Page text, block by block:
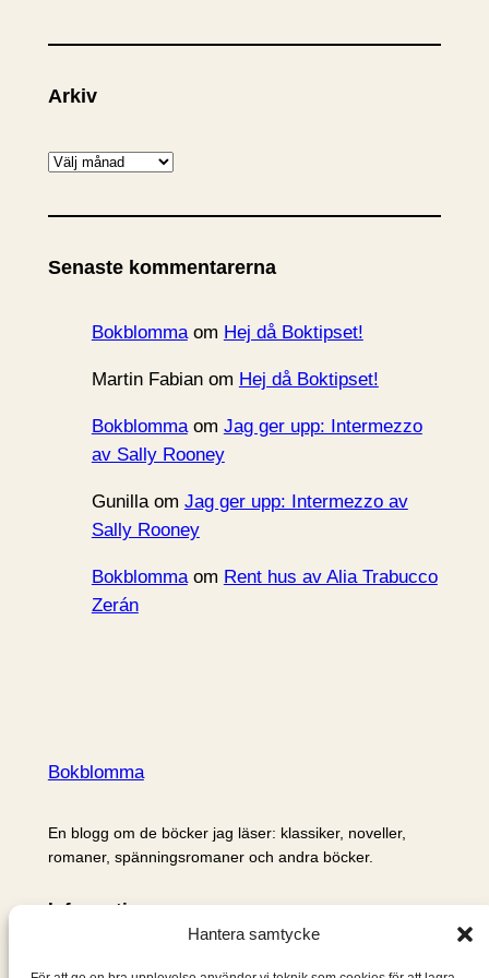
Hantera samtycke
Arkiv
A
k
v
Senaste kommentarerna
Bokblommaom Hej då Boktipset!
Martin Fabianom Hej då Boktipset!
Bokblommaom Jag ger upp: Intermezzo
av Sally Rooney
Gunillaom Jag ger upp: Intermezzo av
Sally Rooney
Bokblommaom Rent hus av Alia Trabucco
Zerán
Bokblomma
En blogg om de böcker jag läser: klassiker, noveller,
romaner, spänningsromaner och andra böcker.
Information
Om mig & om bloggen